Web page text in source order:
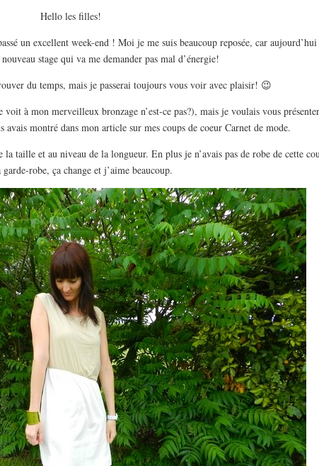
Hello les filles!
un excellent week-end ! Moi je me suis beaucoup reposée, car
stage qui va me demander pas mal d’énergie!
du temps, mais je passerai toujours vous voir avec plaisir! 😉
à mon merveilleux bronzage n’est-ce pas?), mais je voulais vous
montré dans mon article sur mes coups de coeur Carnet de mode.
la taille et au niveau de la longueur. En plus je n’avais pas de robe de cette
garde-robe, ça change et j’aime beaucoup.